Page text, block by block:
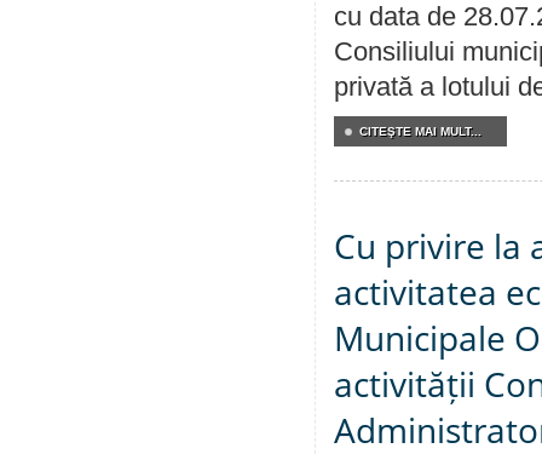
cu data de
Consiliului
privată a lotului
CITEŞTE MAI MULT...
Cu privire la
activitatea
Municipale
activității